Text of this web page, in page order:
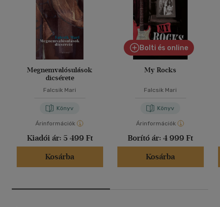
Megnemvalósulások
dicsérete
Falcsik Mari
Könyv
Árinformációk
Kiadói ár: 5 499 Ft
Kosárba
Bolti és online
My Rocks
Falcsik Mari
Könyv
Árinformációk
Borító ár: 4 999 Ft
Kosárba